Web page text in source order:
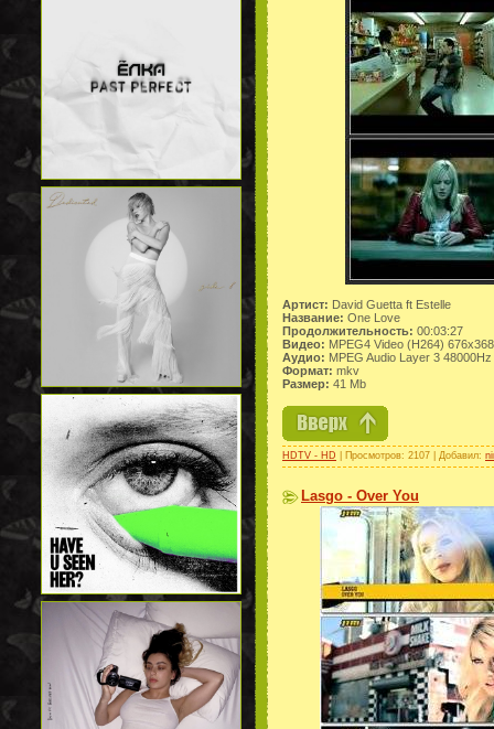
Артист: David Guetta ft Estelle
Название: One Love
Продолжительность: 00:03:27
Видео: MPEG4 Video (H264)
Аудио: MPEG Audio Layer 3
Формат: mkv
Размер: 41 Mb
HDTV - HD | Просмотров: 2107 | Добавил:
Lasgo - Over You